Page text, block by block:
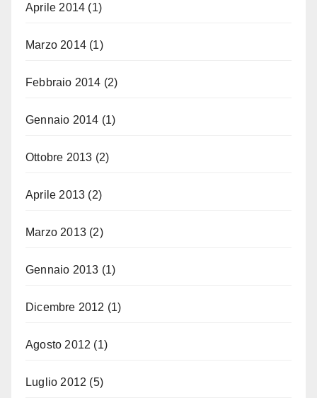
Aprile 2014 (1)
Marzo 2014 (1)
Febbraio 2014 (2)
Gennaio 2014 (1)
Ottobre 2013 (2)
Aprile 2013 (2)
Marzo 2013 (2)
Gennaio 2013 (1)
Dicembre 2012 (1)
Agosto 2012 (1)
Luglio 2012 (5)